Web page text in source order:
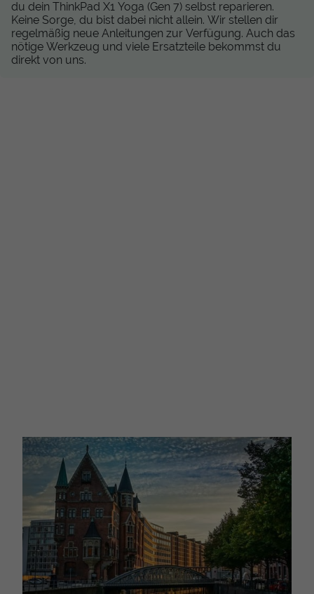
du dein ThinkPad X1 Yoga (Gen 7) selbst reparieren.
Keine Sorge, du bist dabei nicht allein. Wir stellen dir
regelmäßig neue Anleitungen zur Verfügung. Auch das
nötige Werkzeug und viele Ersatzteile bekommst du
direkt von uns.